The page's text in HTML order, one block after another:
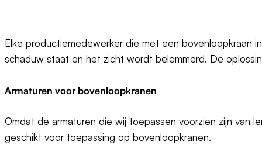
Elke productiemedewerker die met een bovenloopkraan
schaduw staat en het zicht wordt belemmerd. De
Armaturen voor bovenloopkranen
Omdat de armaturen die wij toepassen voorzien zijn van
geschikt voor toepassing op bovenloopkranen.